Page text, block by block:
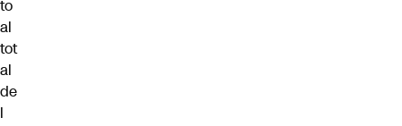
to
al
tot
al
de
l